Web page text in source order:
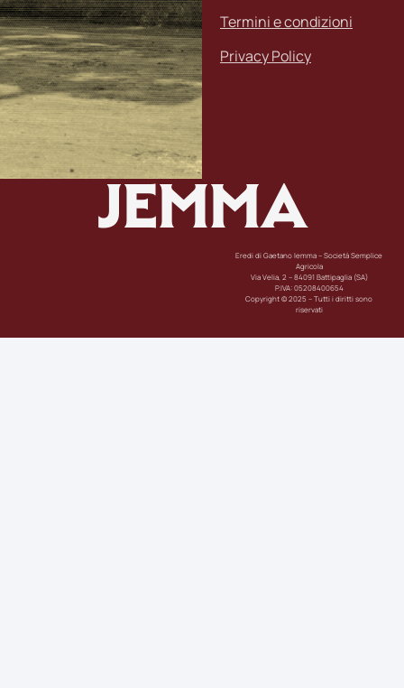
Termini e condizioni
Privacy Policy
JEMMA
Eredi di Gaetano Iemma – Società Semplice
Agricola
Via Velia, 2 – 84091 Battipaglia (SA)
P.IVA: 05208400654
Copyright © 2025 – Tutti i diritti sono
riservati